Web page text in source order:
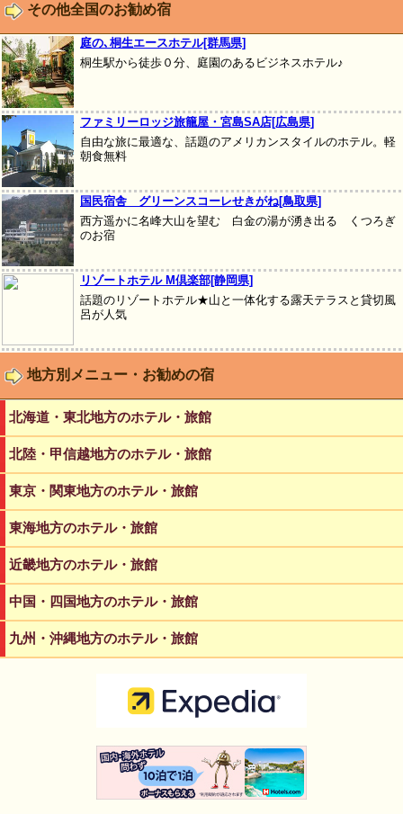
その他全国のお勧め宿
庭の､桐生エースホテル[群馬県]
桐生駅から徒歩０分、庭園のあるビジネスホテル♪
ファミリーロッジ旅籠屋・宮島SA店[広島県]
自由な旅に最適な、話題のアメリカンスタイルのホテル。軽
朝食無料
国民宿舎 グリーンスコーレせきがね[鳥取県]
西方遥かに名峰大山を望む 白金の湯が湧き出る くつろぎ
のお宿
リゾートホテル M倶楽部[静岡県]
話題のリゾートホテル★山と一体化する露天テラスと貸切風
呂が人気
地方別メニュー・お勧めの宿
北海道・東北地方のホテル・旅館
北陸・甲信越地方のホテル・旅館
東京・関東地方のホテル・旅館
東海地方のホテル・旅館
近畿地方のホテル・旅館
中国・四国地方のホテル・旅館
九州・沖縄地方のホテル・旅館